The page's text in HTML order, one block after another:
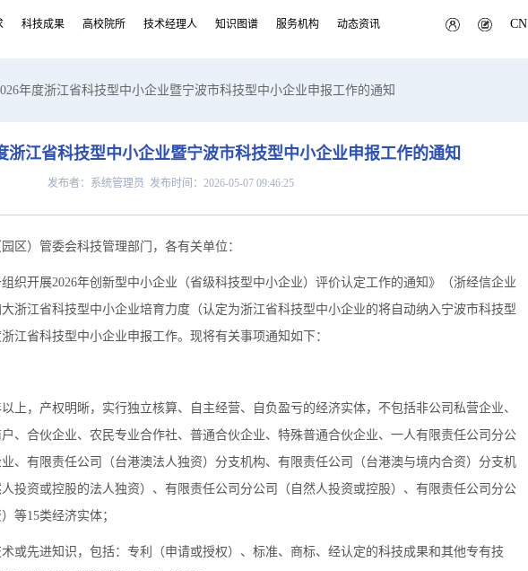
科技成果 高校院所 技术经理人 知识图谱 服务机构 动态资讯 CN
年度浙江省科技型中小企业暨宁波市科技型中小企业申报工作的通知
浙江省科技型中小企业暨宁波市科技型中小企业申报工作的通知
发布者：系统管理员 发布时间：2026-05-07 09:46:25
区）管委会科技管理部门，各有关单位：
织开展2026年创新型中小企业（省级科技型中小企业）评价认定工作的通知》（浙经信企业
大浙江省科技型中小企业培育力度（认定为浙江省科技型中小企业的将自动纳入宁波市科技型
江省科技型中小企业申报工作。现将有关事项通知如下：
上，产权明晰，实行独立核算、自主经营、自负盈亏的经济实体，不包括非公司私营企业、
、合伙企业、农民专业合作社、普通合伙企业、特殊普通合伙企业、一人有限责任公司分公
、有限责任公司（台港澳法人独资）分支机构、有限责任公司（台港澳与境内合资）分支机
投资或控股的法人独资）、有限责任公司分公司（自然人投资或控股）、有限责任公司分公
等15类经济实体；
或先进知识，包括：专利（申请或授权）、标准、商标、经认定的科技成果和其他专有技